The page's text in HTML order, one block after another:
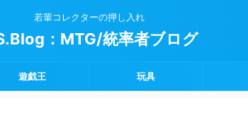
若輩コレクターの押し入れ
：MTG/統率者ブログ
遊戯王 玩具